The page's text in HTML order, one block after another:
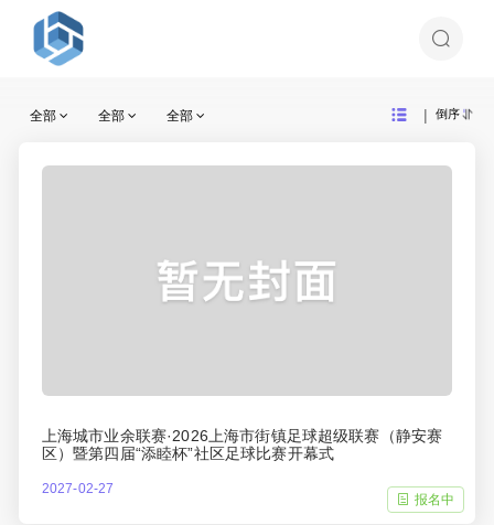
全部 全部 全部 | 倒序
上海城市业余联赛·2026上海市街镇足球超级联赛（静安赛
区）暨第四届“添睦杯”社区足球比赛开幕式
2027-02-27
报名中